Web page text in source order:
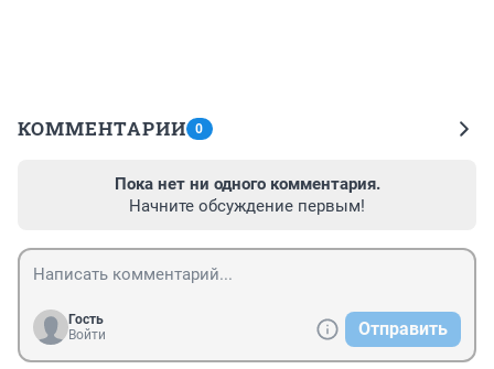
КОММЕНТАРИИ 0
Пока нет ни одного комментария.
Начните обсуждение первым!
Гость
Войти
Отправить